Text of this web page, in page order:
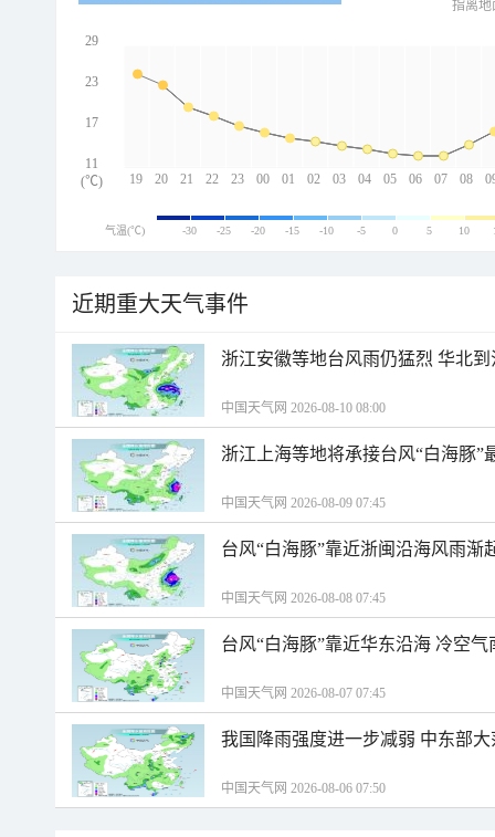
19 20 21 22 23 00 01 02 03 04 05 06 07 08
29
23
17
11
(℃)
指离地
气温(℃) -30 -25 -20 -15 -10 -5 0 5 10
近期重大天气事件
浙江安徽等地台风雨仍猛烈 华北
中国天气网 2026-08-10 08:00
浙江上海等地将承接台风“白海豚”
中国天气网 2026-08-09 07:45
台风“白海豚”靠近浙闽沿海风雨渐
中国天气网 2026-08-08 07:45
台风“白海豚”靠近华东沿海 冷空
中国天气网 2026-08-07 07:45
我国降雨强度进一步减弱 中东部
中国天气网 2026-08-06 07:50